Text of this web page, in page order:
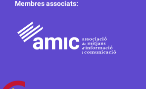
Membres associats: